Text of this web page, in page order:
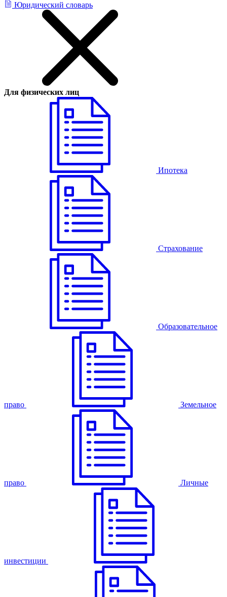
Юридический словарь
Для физических лиц
Ипотека
Страхование
Образовательное
право Земельное
право Личные
инвестиции